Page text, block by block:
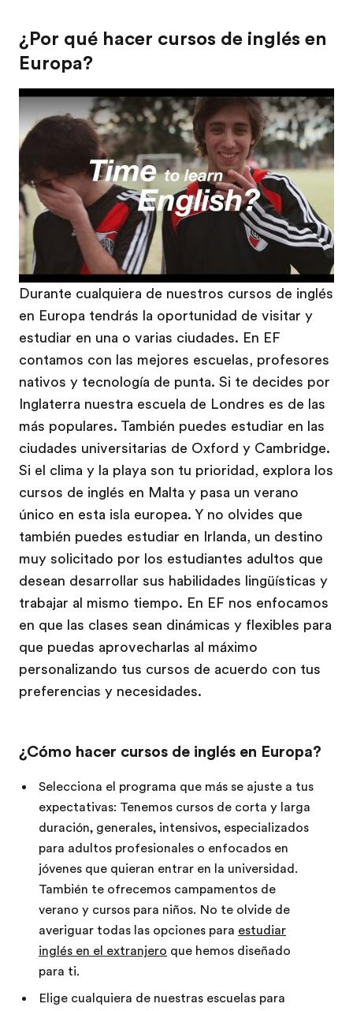
¿Por qué hacer cursos de inglés en
Europa?
Play
Durante cualquiera de nuestros cursos de inglés
en Europa tendrás la oportunidad de visitar y
estudiar en una o varias ciudades. En EF
contamos con las mejores escuelas, profesores
nativos y tecnología de punta. Si te decides por
Inglaterra nuestra escuela de Londres es de las
más populares. También puedes estudiar en las
ciudades universitarias de Oxford y Cambridge.
Si el clima y la playa son tu prioridad, explora los
cursos de inglés en Malta y pasa un verano
único en esta isla europea. Y no olvides que
también puedes estudiar en Irlanda, un destino
muy solicitado por los estudiantes adultos que
desean desarrollar sus habilidades lingüísticas y
trabajar al mismo tiempo. En EF nos enfocamos
en que las clases sean dinámicas y flexibles para
que puedas aprovecharlas al máximo
personalizando tus cursos de acuerdo con tus
preferencias y necesidades.
¿Cómo hacer cursos de inglés en Europa?
Selecciona el programa que más se ajuste a tus
expectativas: Tenemos cursos de corta y larga
duración, generales, intensivos, especializados
para adultos profesionales o enfocados en
jóvenes que quieran entrar en la universidad.
También te ofrecemos campamentos de
verano y cursos para niños. No te olvide de
averiguar todas las opciones para estudiar
inglés en el extranjero que hemos diseñado
para ti.
Elige cualquiera de nuestras escuelas para